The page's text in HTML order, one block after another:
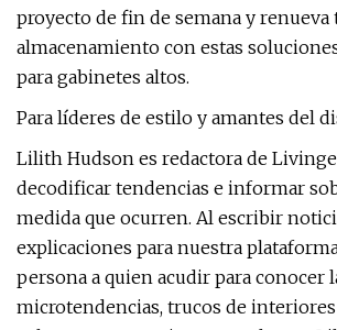
proyecto de fin de semana y renueva
almacenamiento con estas
para gabinetes altos.
Para líderes de estilo y amantes del
Lilith Hudson es redactora de
decodificar tendencias e informar
medida que ocurren. Al escribir
explicaciones para nuestra
persona a quien acudir para conocer
microtendencias, trucos de